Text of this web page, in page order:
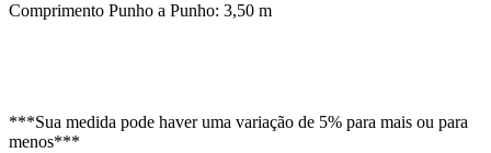
Comprimento Punho a Punho: 3,50 m
***Sua medida pode haver uma variação de 5% para mais ou para
menos***